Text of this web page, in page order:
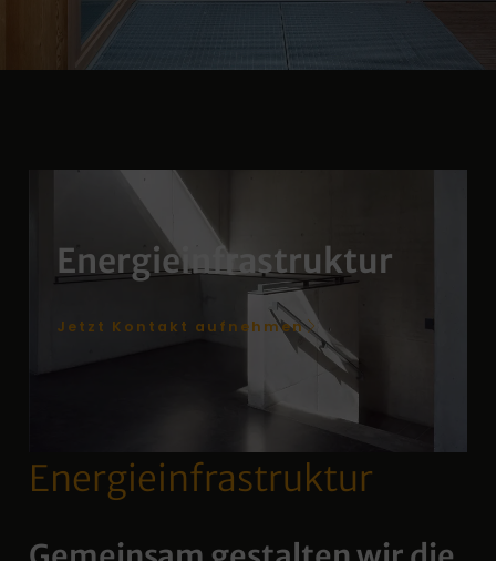
Energieinfrastruktur
Jetzt Kontakt aufnehmen
Energieinfrastruktur